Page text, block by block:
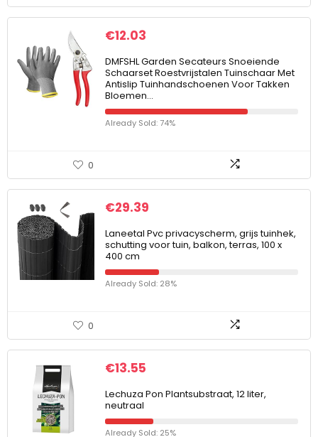
€12.03
DMFSHL Garden Secateurs Snoeiende
Schaarset Roestvrijstalen Tuinschaar Met
Antislip Tuinhandschoenen Voor Takken
Bloemen…
Already Sold: 74%
0
€29.39
Laneetal Pvc privacyscherm, grijs tuinhek,
schutting voor tuin, balkon, terras, 100 x
400 cm
Already Sold: 28%
0
€13.55
Lechuza Pon Plantsubstraat, 12 liter,
neutraal
Already Sold: 25%